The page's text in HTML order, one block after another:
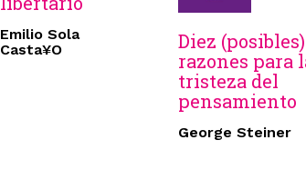
Emilio Sola
Casta¥O
Diez (posibles)
razones para
tristeza del
pensamiento
George Steiner